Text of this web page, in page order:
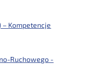
– Kompetencje
Ruchowego -